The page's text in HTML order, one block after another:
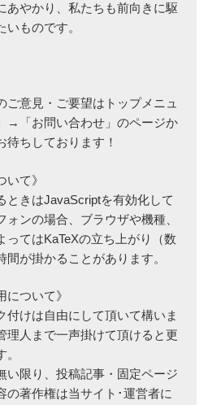
あやかり、私たちも前向きに駆
ものです。
ご意見・ご要望はトップメニュ
→「お問い合わせ」のページか
待ちしております！
いて》
ときはJavaScriptを有効化して
ンの場合、ブラウザや機種、
ってはKaTeXの立ち上がり（数
が掛かることがあります。
について》
付けは自由にして頂いて構いま
理人まで一声掛けて頂けると更
い限り、投稿記事・固定ページ
の著作権は当サイト･運営者に